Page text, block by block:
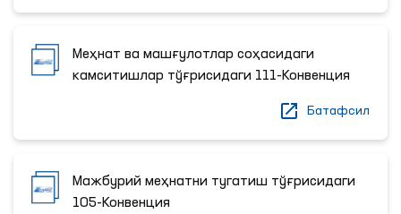
Меҳнат ва машғулотлар соҳасидаги
камситишлар тўғрисидаги 111-Конвенция
Батафсил
Мажбурий меҳнатни тугатиш тўғрисидаги
105-Конвенция